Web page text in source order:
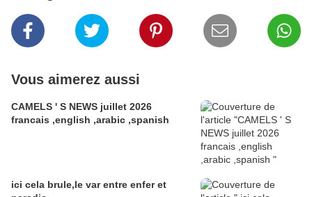
Vous aimerez aussi
CAMELS ' S NEWS juillet 2026
francais ,english ,arabic ,spanish
ici cela brule,le var entre enfer et